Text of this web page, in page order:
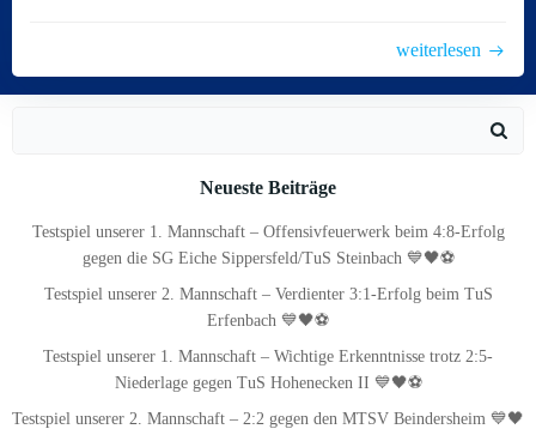
weiterlesen
Neueste Beiträge
Testspiel unserer 1. Mannschaft – Offensivfeuerwerk beim 4:8-Erfolg
gegen die SG Eiche Sippersfeld/TuS Steinbach 💙🖤⚽
Testspiel unserer 2. Mannschaft – Verdienter 3:1-Erfolg beim TuS
Erfenbach 💙🖤⚽
Testspiel unserer 1. Mannschaft – Wichtige Erkenntnisse trotz 2:5-
Niederlage gegen TuS Hohenecken II 💙🖤⚽
Testspiel unserer 2. Mannschaft – 2:2 gegen den MTSV Beindersheim 💙🖤